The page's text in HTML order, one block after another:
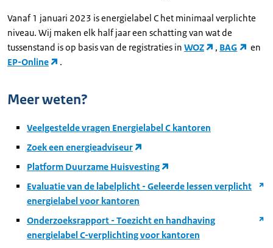
Vanaf 1 januari 2023 is energielabel C het minimaal verplichte
niveau. Wij maken elk half jaar een schatting van wat de
tussenstand is op basis van de registraties in WOZ , BAG
en
EP-Online
.
Meer weten?
Veelgestelde vragen Energielabel C kantoren
Zoek een energieadviseur
Platform Duurzame Huisvesting
Evaluatie van de labelplicht - Geleerde lessen verplicht
energielabel voor kantoren
Onderzoeksrapport - Toezicht en handhaving
energielabel C-verplichting voor kantoren